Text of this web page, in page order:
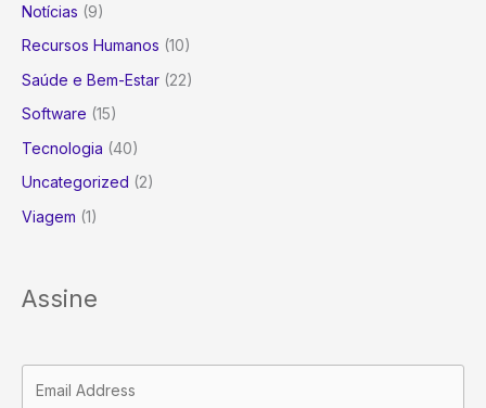
Notícias (9)
Recursos Humanos (10)
Saúde e Bem-Estar (22)
Software (15)
Tecnologia (40)
Uncategorized (2)
Viagem (1)
Assine